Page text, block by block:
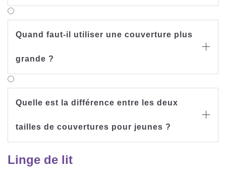
Quand faut-il utiliser une couverture plus
grande ?

Quelle est la différence entre les deux
tailles de couvertures pour jeunes ?

Linge de lit